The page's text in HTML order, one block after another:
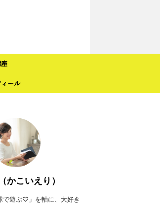
ール
かこいえり）
で遊ぶ♡」を軸に、大好き